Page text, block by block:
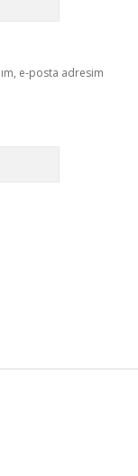
e-posta adresim